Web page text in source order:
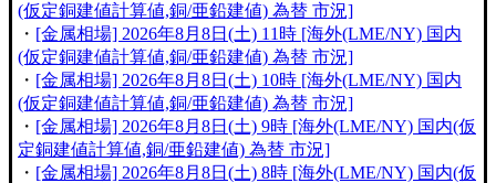
(仮定銅建値計算値,銅/亜鉛建値) 為替 市況]
・ [金属相場] 2026年8月8日(土) 11時 [海外(LME/NY) 国内
(仮定銅建値計算値,銅/亜鉛建値) 為替 市況]
・ [金属相場] 2026年8月8日(土) 10時 [海外(LME/NY) 国内
(仮定銅建値計算値,銅/亜鉛建値) 為替 市況]
・ [金属相場] 2026年8月8日(土) 9時 [海外(LME/NY) 国内(仮
定銅建値計算値,銅/亜鉛建値) 為替 市況]
・ [金属相場] 2026年8月8日(土) 8時 [海外(LME/NY) 国内(仮